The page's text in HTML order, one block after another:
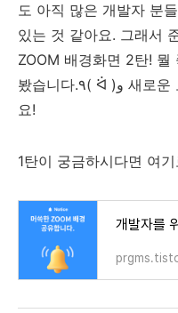
도 아직 많은 개발자 분
있는 것 같아요. 그래서
ZOOM 배경화면 2탄! 뭘
봤습니다.٩( ᐛ )و 새로운 모습의 머쓱이와 회의를 함께해
요!
1탄이 궁금하시다면 여